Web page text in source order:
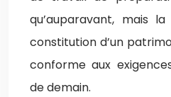
qu’auparavant, mais
constitution d’un
conforme aux
de demain.